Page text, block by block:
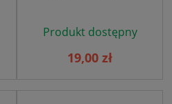
Produkt dostępny
19,00 zł